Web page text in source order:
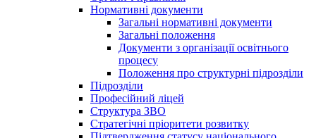
Нормативні документи
Загальні нормативні документи
Загальні положення
Документи з організації освітнього
процесу
Положення про структурні підрозділи
Підрозділи
Професійний ліцей
Структура ЗВО
Стратегічні пріоритети розвитку